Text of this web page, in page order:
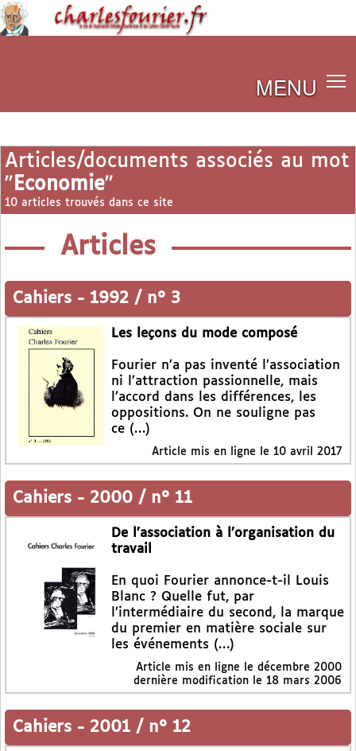
MENU
Articles/documents associés au mot
" Economie"
10 articles trouvés dans ce site
Articles
Cahiers - 1992 / n° 3
Les leçons du mode composé
Fourier n’a pas inventé l’association
ni l’attraction passionnelle, mais
l’accord dans les différences, les
oppositions. On ne souligne pas
ce (…)
Article mis en ligne le 10 avril 2017
Cahiers - 2000 / n° 11
De l’association à l’organisation du
travail
En quoi Fourier annonce-t-il Louis
Blanc ? Quelle fut, par
l’intermédiaire du second, la marque
du premier en matière sociale sur
les événements (…)
Article mis en ligne le décembre 2000
dernière modification le 18 mars 2006
Cahiers - 2001 / n° 12